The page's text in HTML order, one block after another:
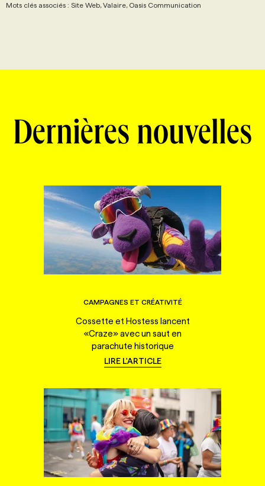
Mots clés associés : Site Web, Valaire, Oasis Communication
Dernières nouvelles
CAMPAGNES ET CRÉATIVITÉ
Cossette et Hostess lancent
«Craze» avec un saut en
parachute historique
LIRE L'ARTICLE